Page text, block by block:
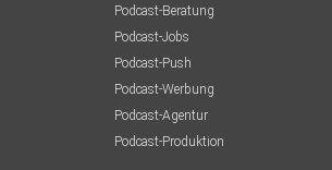
Podcast-Beratung
Podcast-Jobs
Podcast-Push
Podcast-Werbung
Podcast-Agentur
Podcast-Produktion